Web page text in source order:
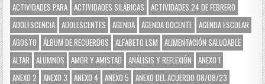
ACTIVIDADES PARA ACTIVIDADES SILÁBICAS
ACTIVIDADES.24 DE FEBRERO
ADOLESCENCIA ADOLESCENTES AGENDA AGENDA DOCENTE AGENDA ESCOLAR
AGOSTO
ÁLBUM DE RECUERDOS ALFABETO LSM
ALIMENTACIÓN SALUDABLE
ALTAR
ALUMNOS AMOR Y AMISTAD ANÁLISIS Y REFLEXIÓN
ANEXO 1
ANEXO 2
ANEXO 3 ANEXO 4 ANEXO 5
ANEXO DEL ACUERDO 08/08/23